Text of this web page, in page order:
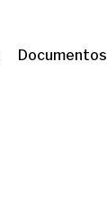
Documentos